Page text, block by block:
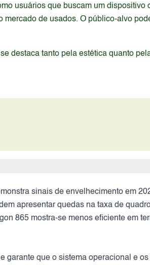
usuários que buscam um
mercado de usados. O público-alvo
destaca tanto pela estética quanto
sinais de envelhecimento em
apresentar quedas na taxa de
865 mostra-se menos eficiente em
garante que o sistema operacional e